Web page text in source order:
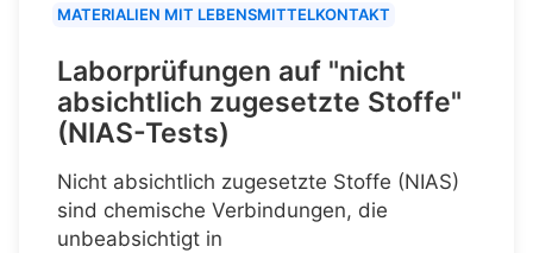
MATERIALIEN MIT LEBENSMITTELKONTAKT
Laborprüfungen auf "nicht
absichtlich zugesetzte Stoffe"
(NIAS-Tests)
Nicht absichtlich zugesetzte Stoffe (NIAS)
sind chemische Verbindungen, die
unbeabsichtigt in